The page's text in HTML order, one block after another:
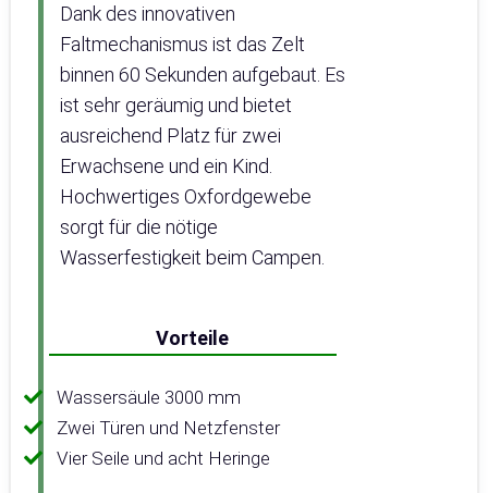
Dank des innovativen
Faltmechanismus ist das Zelt
binnen 60 Sekunden aufgebaut. Es
ist sehr geräumig und bietet
ausreichend Platz für zwei
Erwachsene und ein Kind.
Hochwertiges Oxfordgewebe
sorgt für die nötige
Wasserfestigkeit beim Campen.
Vorteile
Wassersäule 3000 mm
Zwei Türen und Netzfenster
Vier Seile und acht Heringe